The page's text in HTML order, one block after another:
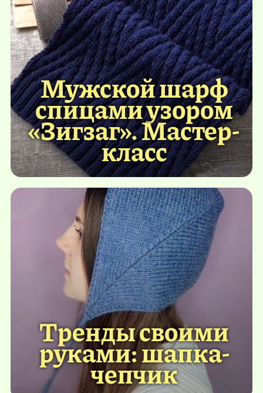
Мужской шарф
спицами узором
«Зигзаг». Мастер-
класс
Тренды своими
руками: шапка-
чепчик